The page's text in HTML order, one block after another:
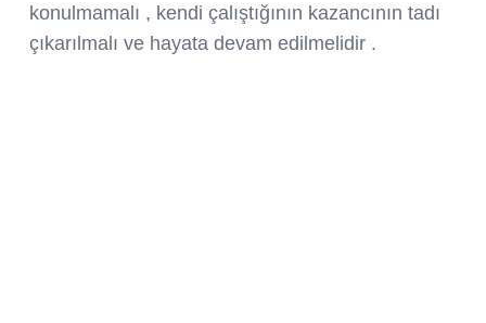
konulmamalı , kendi çalıştığının kazancının tadı
çıkarılmalı ve hayata devam edilmelidir .